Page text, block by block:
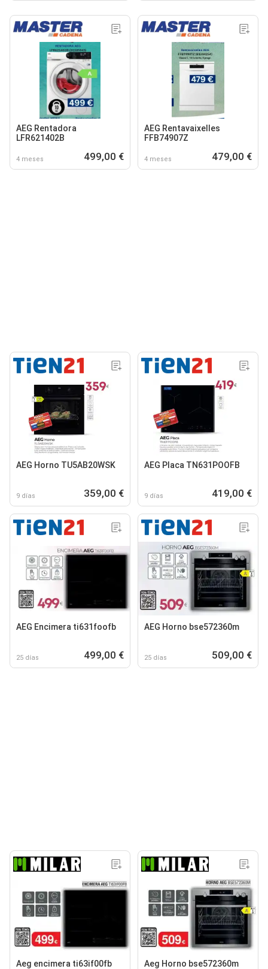
AEG Rentadora
LFR621402B
4 meses 499,00 €
AEG Rentavaixelles
FFB74907Z
4 meses 479,00 €
AEG Horno TU5AB20WSK
9 días 359,00 €
AEG Placa TN631POOFB
9 días 419,00 €
AEG Encimera ti631foofb
25 días 499,00 €
AEG Horno bse572360m
25 días 509,00 €
Aeg encimera ti63if00fb Aeg Horno bse572360m